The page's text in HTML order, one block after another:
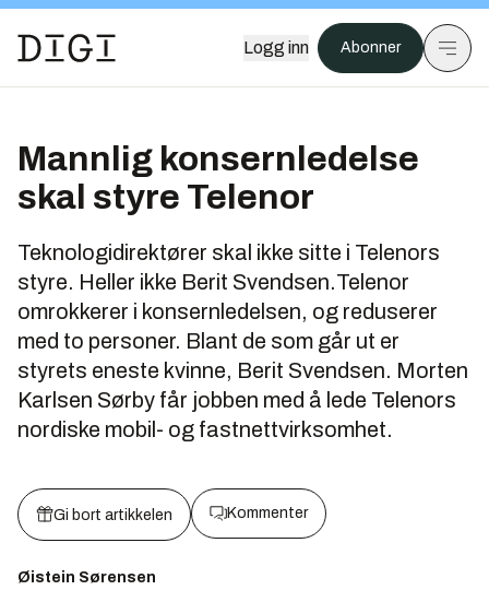
Logg inn Abonner
Mannlig konsernledelse
skal styre Telenor
Teknologidirektører skal ikke sitte i Telenors
styre. Heller ikke Berit Svendsen.Telenor
omrokkerer i konsernledelsen, og reduserer
med to personer. Blant de som går ut er
styrets eneste kvinne, Berit Svendsen. Morten
Karlsen Sørby får jobben med å lede Telenors
nordiske mobil- og fastnettvirksomhet.
Gi bort artikkelen Kommenter
Øistein Sørensen